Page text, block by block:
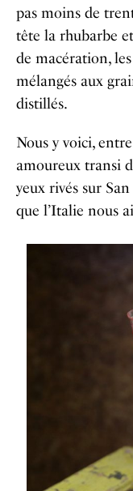
pas moins de
tête la rhubarbe
de macération,
mélangés aux
distillés.
Nous y voici,
amoureux transi
yeux rivés sur
que l’Italie nous